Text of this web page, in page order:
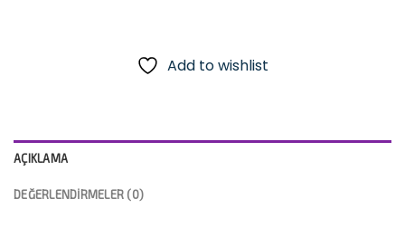
Add to wishlist
AÇIKLAMA
DEĞERLENDIRMELER (0)